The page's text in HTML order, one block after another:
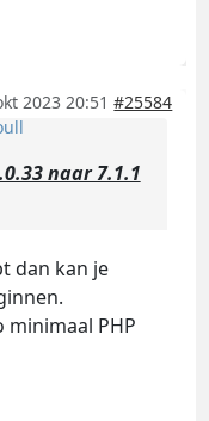
2023 20:51 #25584
naar 7.1.1
dan kan je
minimaal PHP